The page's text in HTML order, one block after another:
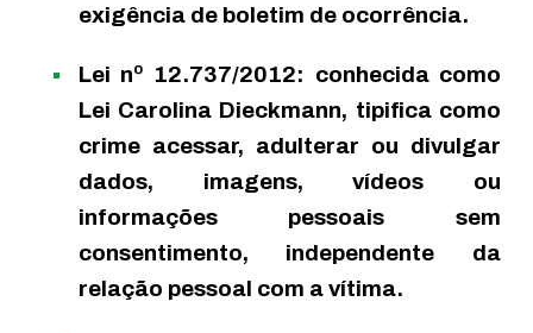
exigência de boletim de ocorrência.
Lei nº 12.737/2012: conhecida como
Lei Carolina Dieckmann, tipifica como
crime acessar, adulterar ou divulgar
dados, imagens, vídeos ou
informações pessoais sem
consentimento, independente da
relação pessoal com a vítima.